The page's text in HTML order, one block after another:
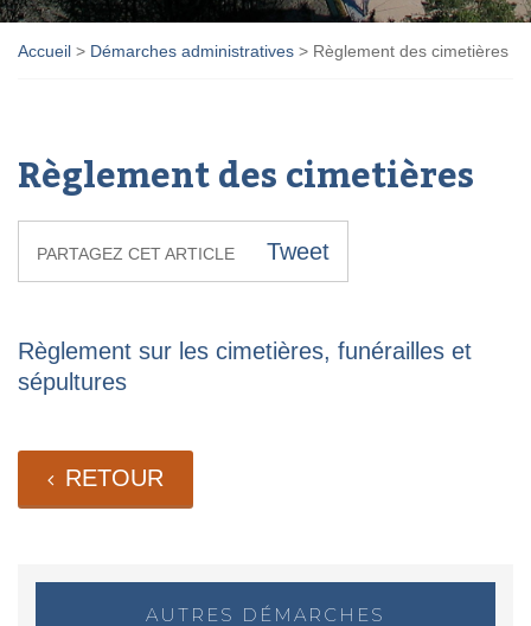
Accueil > Démarches administratives > Règlement des cimetières
Règlement des cimetières
PARTAGEZ CET ARTICLE Tweet
Règlement sur les cimetières, funérailles et
sépultures
RETOUR
AUTRES DÉMARCHES